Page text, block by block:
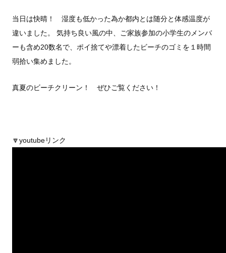
当日は快晴！ 湿度も低かった為か都内とは随分と体感温度が
違いました。 気持ち良い風の中、ご家族参加の小学生のメンバ
ーも含め20数名で、ポイ捨てや漂着したビーチのゴミを１時間
弱拾い集めました。
真夏のビーチクリーン！ ぜひご覧ください！
🔽youtubeリンク